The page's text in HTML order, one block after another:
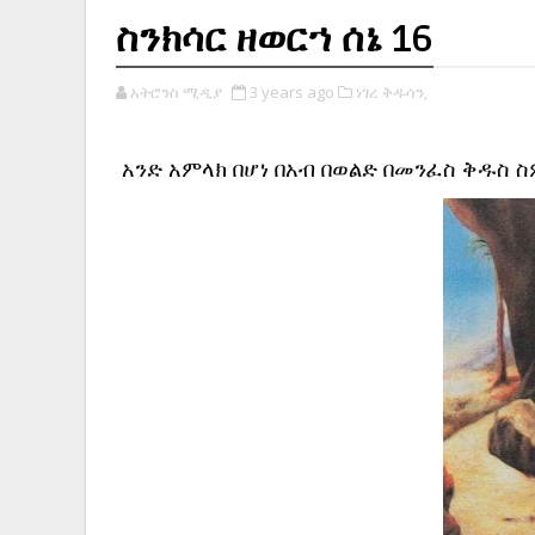
ስንክሳር ዘወርኀ ሰኔ 16
አትሮንስ ሚዲያ 3 years ago ነገረ ቅዱሳን,
አንድ አምላክ በሆነ በአብ በወልድ በመንፈስ ቅዱስ